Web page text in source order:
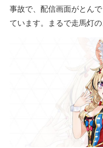
スマホと通信の最新トレンド
進化するPCとデバイスの未来
好きが集まる 比べて選べる
ビジネスと働き方のヒント
企業ITのトレンドを詳説
経営リーダーのコミュニティ
事故で、配信画面がとん
ています。まるで走馬灯